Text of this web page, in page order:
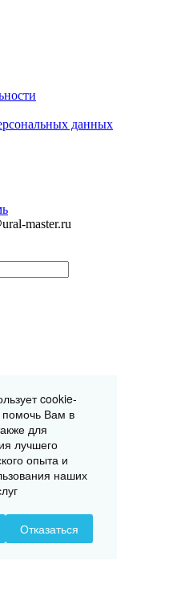
данных
master.ru
cookie-
Вам в
для
лучшего
опыта и
наших
Отказаться